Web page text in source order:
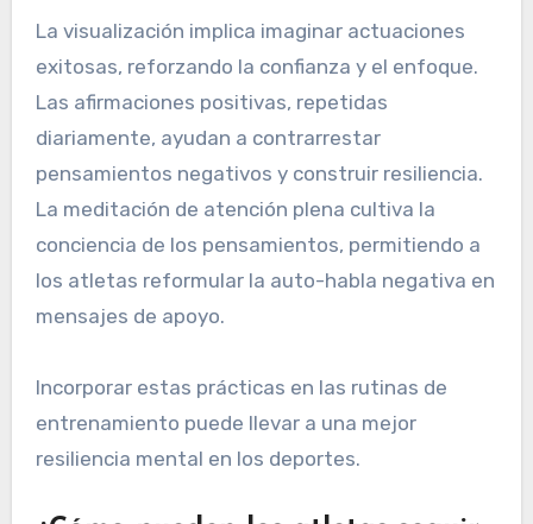
La visualización implica imaginar actuaciones
exitosas, reforzando la confianza y el enfoque.
Las afirmaciones positivas, repetidas
diariamente, ayudan a contrarrestar
pensamientos negativos y construir resiliencia.
La meditación de atención plena cultiva la
conciencia de los pensamientos, permitiendo a
los atletas reformular la auto-habla negativa en
mensajes de apoyo.
Incorporar estas prácticas en las rutinas de
entrenamiento puede llevar a una mejor
resiliencia mental en los deportes.